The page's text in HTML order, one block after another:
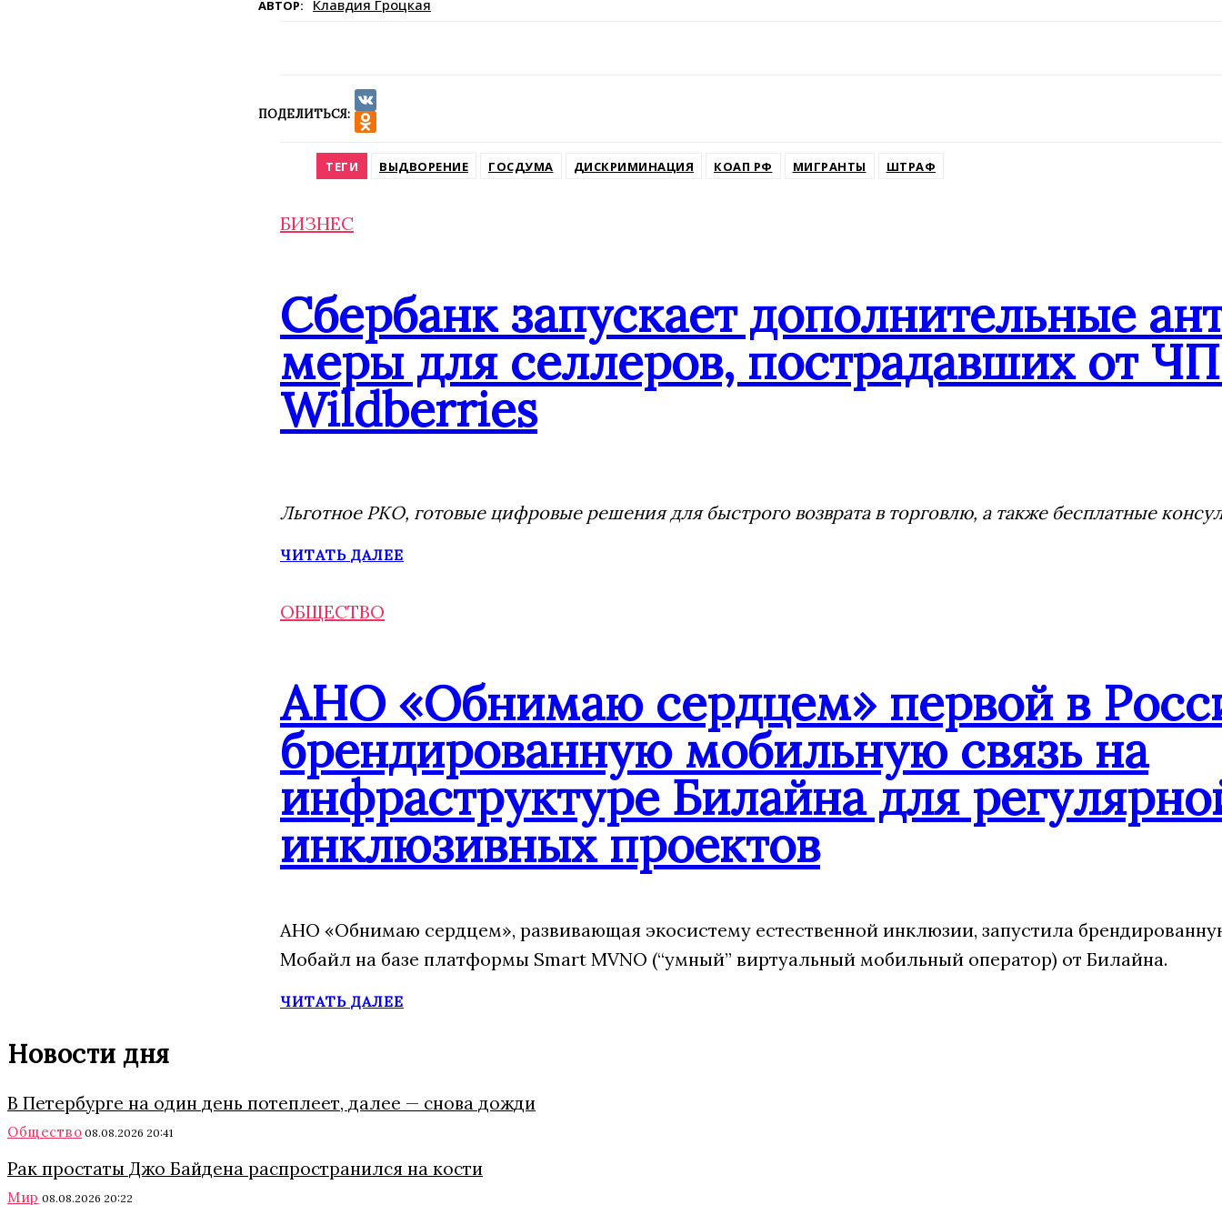
АВТОР: Клавдия Гроцкая
ПОДЕЛИТЬСЯ:
VK
ТЕГИ ВЫДВОРЕНИЕ ГОСДУМА ДИСКРИМИНАЦИЯ КОАП РФ МИГРАНТЫ ШТРАФ
БИЗНЕС
Сбербанк запускает дополнительные
меры для селлеров, пострадавших от
Wildberries
Льготное РКО, готовые цифровые решения для быстрого возврата в торговлю, а также бесплатные
ЧИТАТЬ ДАЛЕЕ
ОБЩЕСТВО
АНО «Обнимаю сердцем» первой в
брендированную мобильную связь на
инфраструктуре Билайна для
инклюзивных проектов
АНО «Обнимаю сердцем», развивающая экосистему естественной инклюзии, запустила
Мобайл на базе платформы Smart MVNO (“умный” виртуальный мобильный оператор) от Билайна.
ЧИТАТЬ ДАЛЕЕ
Новости дня
В Петербурге на один день потеплеет, далее — снова дожди
Общество 08.08.2026 20:41
Рак простаты Джо Байдена распространился на кости
Мир 08.08.2026 20:22